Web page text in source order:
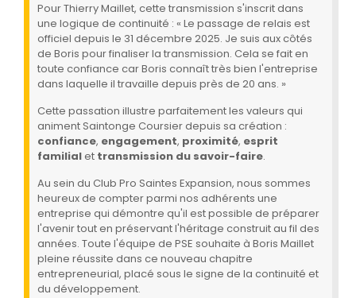
Pour Thierry Maillet, cette transmission s'inscrit dans
une logique de continuité : « Le passage de relais est
officiel depuis le 31 décembre 2025. Je suis aux côtés
de Boris pour finaliser la transmission. Cela se fait en
toute confiance car Boris connaît très bien l'entreprise
dans laquelle il travaille depuis près de 20 ans. »
Cette passation illustre parfaitement les valeurs qui
animent Saintonge Coursier depuis sa création :
confiance, engagement, proximité, esprit
familialet transmission du savoir-faire.
Au sein du Club Pro Saintes Expansion, nous sommes
heureux de compter parmi nos adhérents une
entreprise qui démontre qu'il est possible de préparer
l'avenir tout en préservant l'héritage construit au fil des
années. Toute l'équipe de PSE souhaite à Boris Maillet
pleine réussite dans ce nouveau chapitre
entrepreneurial, placé sous le signe de la continuité et
du développement.